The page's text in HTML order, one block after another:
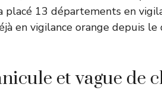
placé 13 départements en
en vigilance orange depuis
et vague de